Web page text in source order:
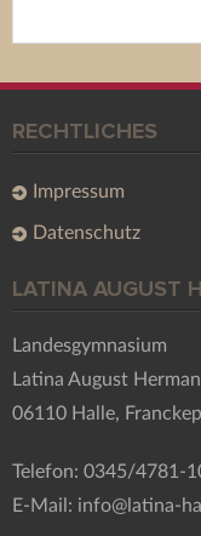
RECHTLICHES
Impressum
Datenschutz
LATINA AUGUST
Landesgymnasium
Latina August
06110 Halle,
Telefon: 0345/4781-
E-Mail: info@latina-